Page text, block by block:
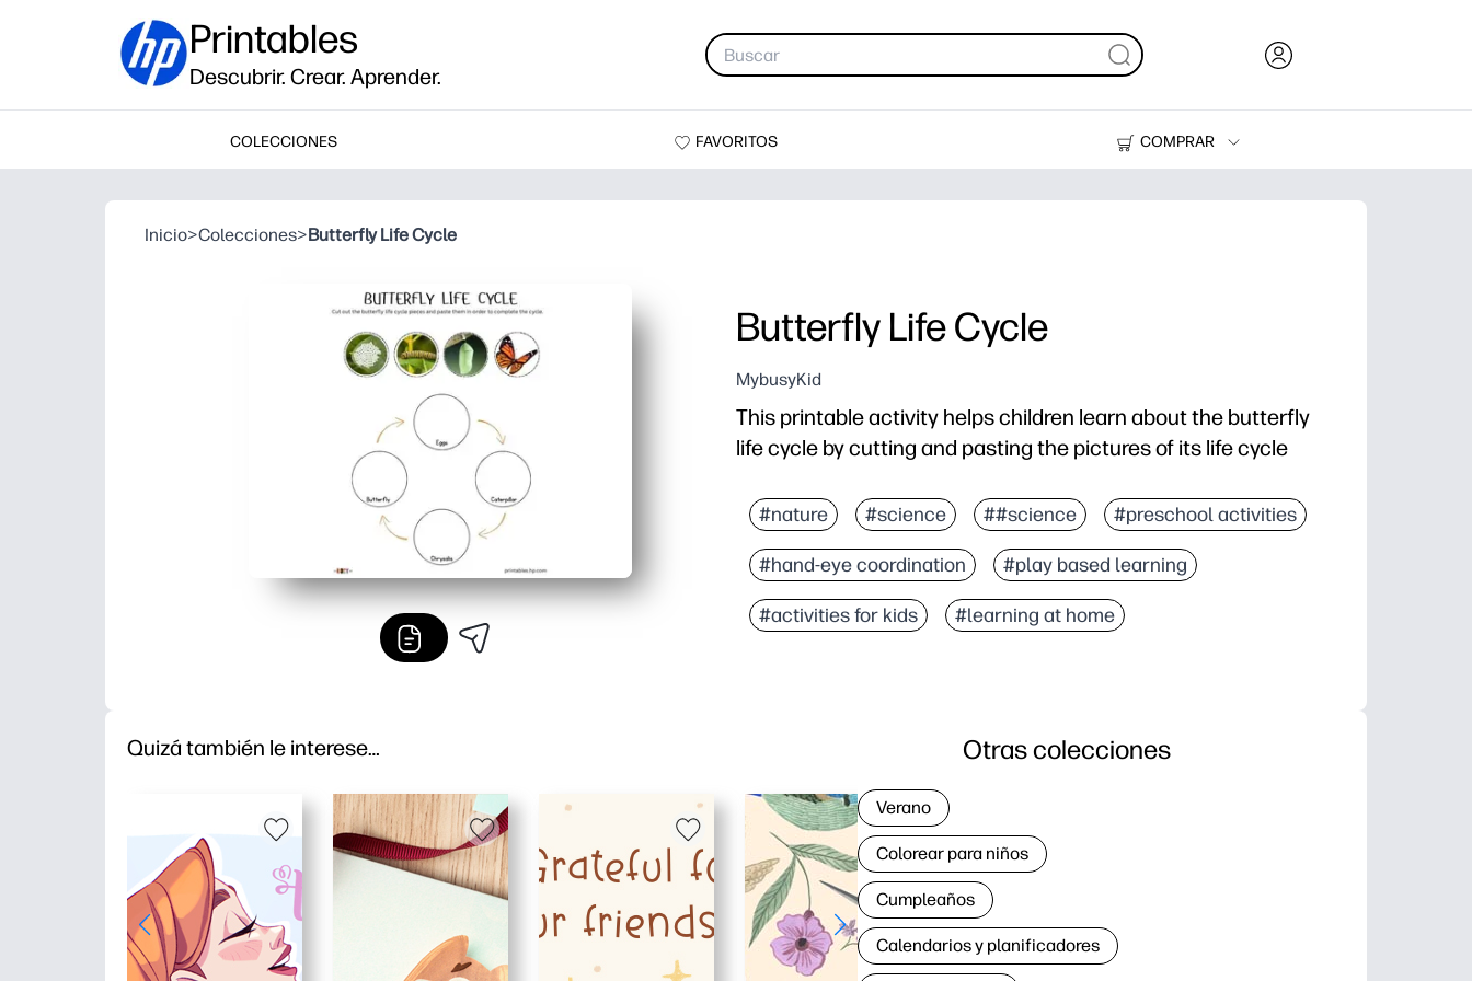
Printables
Descubrir. Crear. Aprender.
COLECCIONES FAVORITOS
COMPRAR
Impresoras
Inicio>Colecciones>Butterfly Life Cycle
Butterfly Life Cycle
MybusyKid
This printable activity helps children learn about the butterfly
life cycle by cutting and pasting the pictures of its life cycle
#nature #science ##science #preschool activities
#hand-eye coordination #play based learning
#activities for kids #learning at home
Quizá también le interese… Otras colecciones
Verano
Colorear para niños
Cumpleaños
Calendarios y planificadores